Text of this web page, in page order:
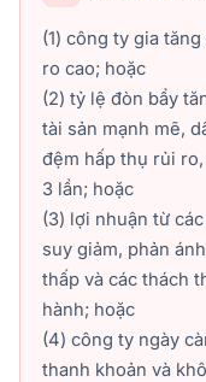
(1) công ty gia
ro cao; hoặc
(2) tỷ lệ đòn bẩy
tài sản mạnh mẽ,
đệm hấp thụ rủi
3 lần; hoặc
(3) lợi nhuận từ
suy giảm, phản
thấp và các thách
hành; hoặc
(4) công ty ngày
thanh khoản và